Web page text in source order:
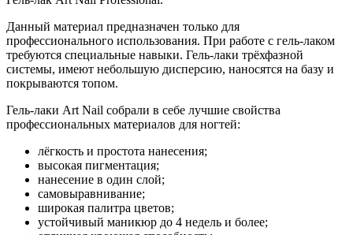
Данный материал предназначен только для
профессионального использования. При работе с гель-лаком
требуются специальные навыки. Гель-лаки трёхфазной
системы, имеют небольшую дисперсию, наносятся на базу и
покрываются топом.
Гель-лаки Art Nail собрали в себе лучшие свойства
профессиональных материалов для ногтей:
лёгкость и простота нанесения;
высокая пигментация;
нанесение в один слой;
самовыравнивание;
широкая палитра цветов;
устойчивый маникюр до 4 недель и более;